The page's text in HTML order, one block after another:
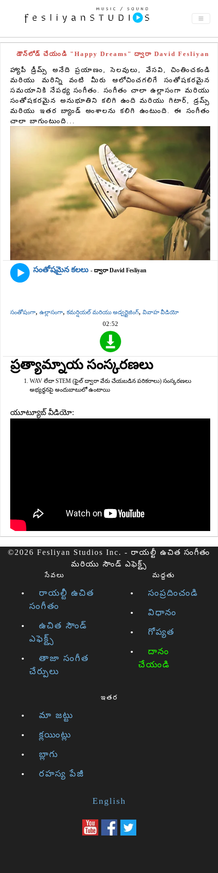
డౌన్‌లోడ్ చేయండి "Happy Dreams" ద్వారా David Fesliyan
హ్యాపీ డ్రీమ్స్ అనేది ప్రయాణం, సెలవులు, వేసవి, చింతించకండి
మరియు మరిన్ని వంటి మీరు ఆలోచించగలిగే సంతోషకరమైన
సమయానికి నేపథ్య సంగీతం. సంగీతం చాలా ఉల్లాసంగా మరియు
సంతోషకరమైన అనుభూతిని కలిగి ఉంది మరియు గిటార్, డ్రమ్స్
మరియు ఇతర బ్యాండ్ అంశాలను కలిగి ఉంటుంది. ఈ సంగీతం
చాలా బాగుంటుంది...
సంతోషమైన కలలు - ద్వారా David Fesliyan
సంతోషంగా, ఉల్లాసంగా, కమర్షియల్ మరియు అడ్వర్టైజింగ్, వివాహ వీడియో
02:52
ప్రత్యామ్నాయ సంస్కరణలు
WAV లేదా STEM (ఫైల్ ద్వారా వేరు చేయబడిన పరికరాలు) సంస్కరణలు
అభ్యర్థనపై అందుబాటులో ఉంటాయి
యూట్యూబ్ వీడియో:
©2026 Fesliyan Studios Inc. - రాయల్టీ ఉచిత సంగీతం
మరియు సౌండ్ ఎఫెక్ట్స్
సేవలు
రాయల్టీ ఉచిత
సంగీతం
ఉచిత సౌండ్
ఎఫెక్ట్స్
తాజా సంగీత
చేర్పులు
మద్దతు
సంప్రదించండి
విధానం
గోప్యత
దానం
చేయండి
ఇతర
మా జట్టు
క్లయింట్లు
బ్లాగు
రహస్య పేజీ
English